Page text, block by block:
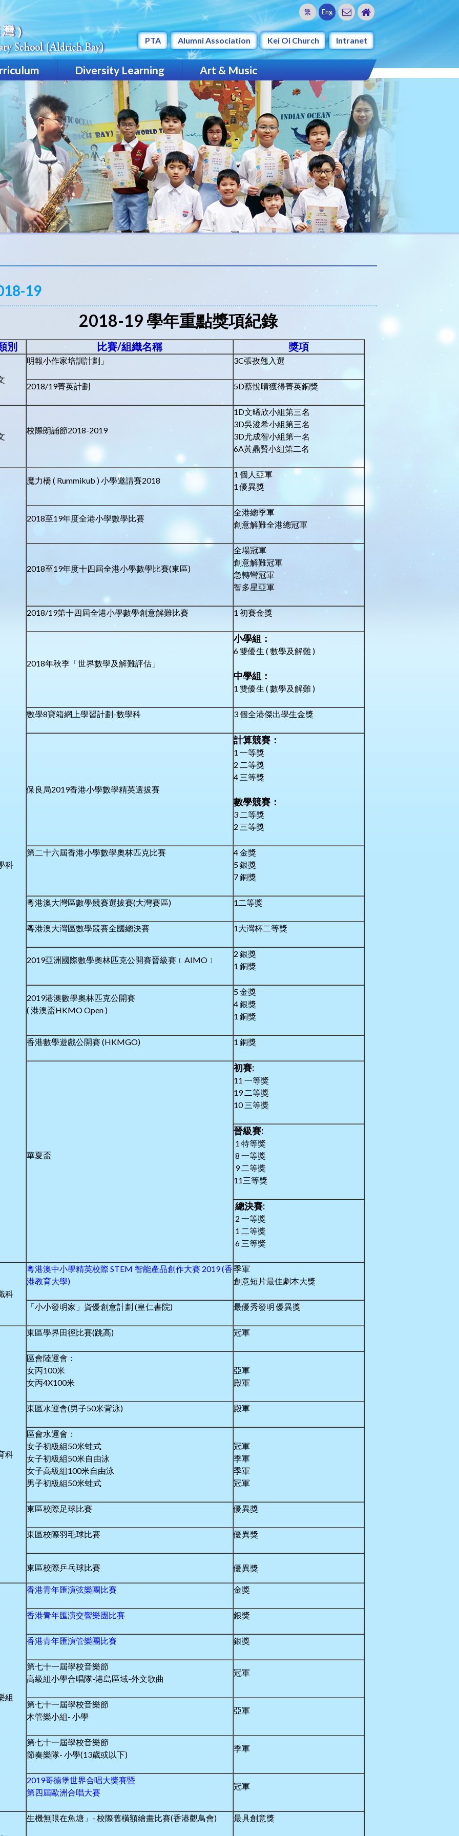
繁 Eng
PTA Alumni Association Kei Oi Church Intranet
Diversity Learning Art & Music
19
2018-19 學年重點獎項紀錄
別 比賽/組織名稱 獎項
明報小作家培訓計劃」 3C張孜翹入選
2018/19菁英計劃 5D蔡悅晴獲得菁英銅獎
校際朗誦節2018-2019
1D文晞欣小組第三名
3D吳浚希小組第三名
3D尤成智小組第一名
6A黃鼎賢小組第二名
科
魔力橋 ( Rummikub ) 小學邀請賽2018
1 個人亞軍
1 優異獎
2018至19年度全港小學數學比賽
全港總季軍
創意解難全港總冠軍
2018至19年度十四屆全港小學數學比賽(東區)
全場冠軍
創意解難冠軍
急轉彎冠軍
智多星亞軍
2018/19第十四屆全港小學數學創意解難比賽 1 初賽金獎
2018年秋季「世界數學及解難評估」
小學組：
6 雙優生 ( 數學及解難 )
中學組：
1 雙優生 ( 數學及解難 )
數學8寶箱網上學習計劃-數學科 3 個全港傑出學生金獎
保良局2019香港小學數學精英選拔賽
計算競賽：
1 一等獎
2 二等獎
4 三等獎
數學競賽：
3 二等獎
2 三等獎
第二十六屆香港小學數學奧林匹克比賽
4 金獎
5 銀獎
7 銅獎
粵港澳大灣區數學競賽選拔賽(大灣賽區) 1二等獎
粵港澳大灣區數學競賽全國總決賽 1大灣杯二等獎
2019亞洲國際數學奧林匹克公開賽晉級賽﹝AIMO﹞
2 銀獎
1 銅獎
2019港澳數學奧林匹克公開賽
( 港澳盃HKMO Open )
5 金獎
4 銀獎
1 銅獎
香港數學遊戲公開賽 (HKMGO) 1 銅獎
華夏盃
初賽:
11 一等獎
19 二等獎
10 三等獎
晉級賽:
1 特等獎
8 一等獎
9 二等獎
11三等獎
總決賽:
2 一等獎
1 二等獎
6 三等獎
科
粵港澳中小學精英校際 STEM 智能產品創作大賽 2019 (香
港教育大學)
季軍
創意短片最佳劇本大獎
「小小發明家」資優創意計劃 (皇仁書院) 最優秀發明 優異獎
科
東區學界田徑比賽(跳高) 冠軍
區會陸運會﹕
女丙100米
女丙4X100米
亞軍
殿軍
東區水運會(男子50米背泳) 殿軍
區會水運會﹕
女子初級組50米蛙式
女子初級組50米自由泳
女子高級組100米自由泳
男子初級組50米蛙式
冠軍
季軍
季軍
冠軍
東區校際足球比賽 優異獎
東區校際羽毛球比賽 優異獎
優異獎
組
香港青年匯演弦樂團比賽 金獎
香港青年匯演交響樂團比賽 銀獎
香港青年匯演管樂團比賽 銀獎
第七十一屆學校音樂節
高級組小學合唱隊-港島區域-外文歌曲
冠軍
第七十一屆學校音樂節
木管樂小組- 小學
亞軍
第七十一屆學校音樂節
節奏樂隊- 小學(13歲或以下)
季軍
2019哥德堡世界合唱大獎賽暨
第四屆歐洲合唱大賽
冠軍
生機無限在魚塘」- 校際舊橫額繪畫比賽(香港觀鳥會) 最具創意獎